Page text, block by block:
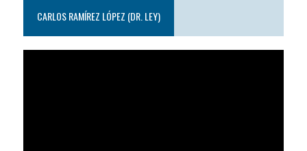
CARLOS RAMÍREZ LÓPEZ (DR. LEY)